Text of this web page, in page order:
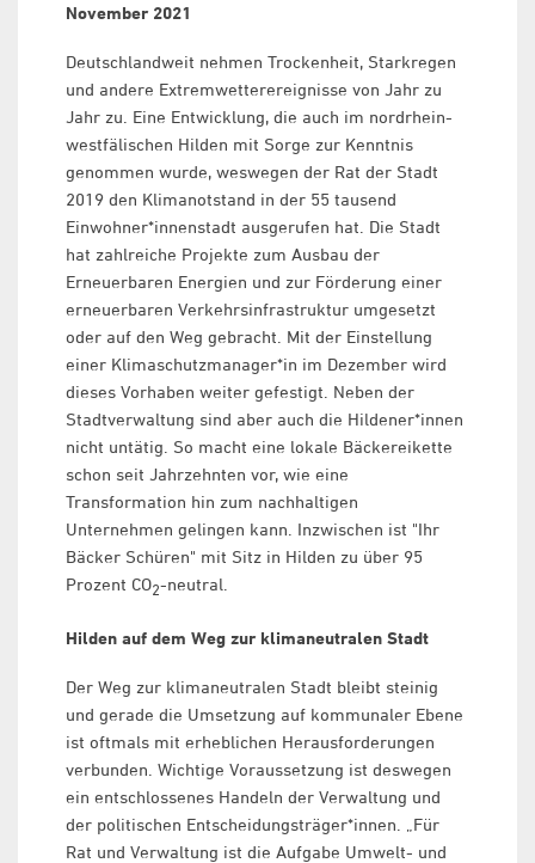
November 2021
Deutschlandweit nehmen Trockenheit, Starkregen
und andere Extremwetterereignisse von Jahr zu
Jahr zu. Eine Entwicklung, die auch im nordrhein-
westfälischen Hilden mit Sorge zur Kenntnis
genommen wurde, weswegen der Rat der Stadt
2019 den Klimanotstand in der 55 tausend
Einwohner*innenstadt ausgerufen hat. Die Stadt
hat zahlreiche Projekte zum Ausbau der
Erneuerbaren Energien und zur Förderung einer
erneuerbaren Verkehrsinfrastruktur umgesetzt
oder auf den Weg gebracht. Mit der Einstellung
einer Klimaschutzmanager*in im Dezember wird
dieses Vorhaben weiter gefestigt. Neben der
Stadtverwaltung sind aber auch die Hildener*innen
nicht untätig. So macht eine lokale Bäckereikette
schon seit Jahrzehnten vor, wie eine
Transformation hin zum nachhaltigen
Unternehmen gelingen kann. Inzwischen ist "Ihr
Bäcker Schüren" mit Sitz in Hilden zu über 95
Prozent CO2-neutral.
Hilden auf dem Weg zur klimaneutralen Stadt
Der Weg zur klimaneutralen Stadt bleibt steinig
und gerade die Umsetzung auf kommunaler Ebene
ist oftmals mit erheblichen Herausforderungen
verbunden. Wichtige Voraussetzung ist deswegen
ein entschlossenes Handeln der Verwaltung und
der politischen Entscheidungsträger*innen. „Für
Rat und Verwaltung ist die Aufgabe Umwelt- und